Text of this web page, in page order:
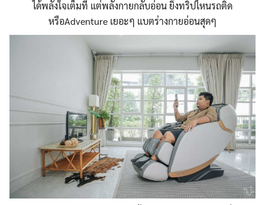
ได้พลังใจเต็มที่ แต่พลังกายกลับอ่อน ยิ่งทริปไหนรถติด
หรือAdventure เยอะๆ แบตร่างกายอ่อนสุดๆ